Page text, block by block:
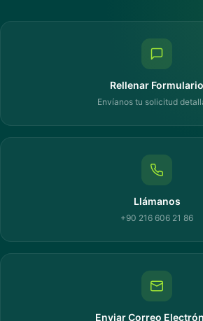
Rellenar Formulario
Envíanos tu solicitud
Llámanos
+90 216 606 21 86
Enviar Correo